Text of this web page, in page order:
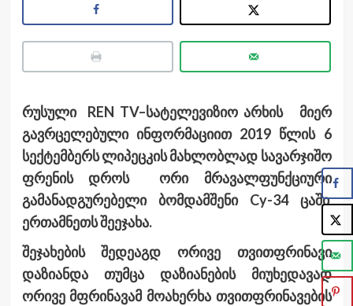
რუსული REN TV–სატელევიზიო არხის მიერ
გავრცელებული ინფორმაციით 2019 წლის 6
სექტემბერს ლიპეცკის მახლობლად სავარჯიშო
ფრენის დროს ორი მრავალფუნქციური
გამანადგურებელი ბომდამშენი Cy-34 ცაში
ერთამნეთს შეეჯახა.
შეჯახების შედეაგდ ორივე თვითფრინავი
დაზიანდა თუმცა დაზიანების მიუხედავად
ორივე მფრინავამ მოახერხა თვითფრინავების